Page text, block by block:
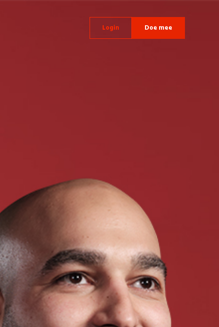
Login Doe mee